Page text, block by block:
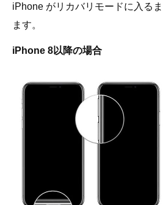
iPhone がリカバリモードに入る
ます。
iPhone 8以降の場合